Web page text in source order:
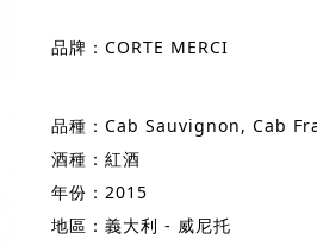
品牌：CORTE MERCI
品種：Cab Sauvignon, Cab
酒種：紅酒
年份：2015
地區：義大利 - 威尼托